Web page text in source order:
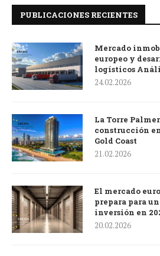
PUBLICACIONES RECIENTES
Mercado
europeo y
logísticos
24.02.2026
La Torre
construcción
Gold Coast
21.02.2026
El mercado
prepara para
inversión en
20.02.2026